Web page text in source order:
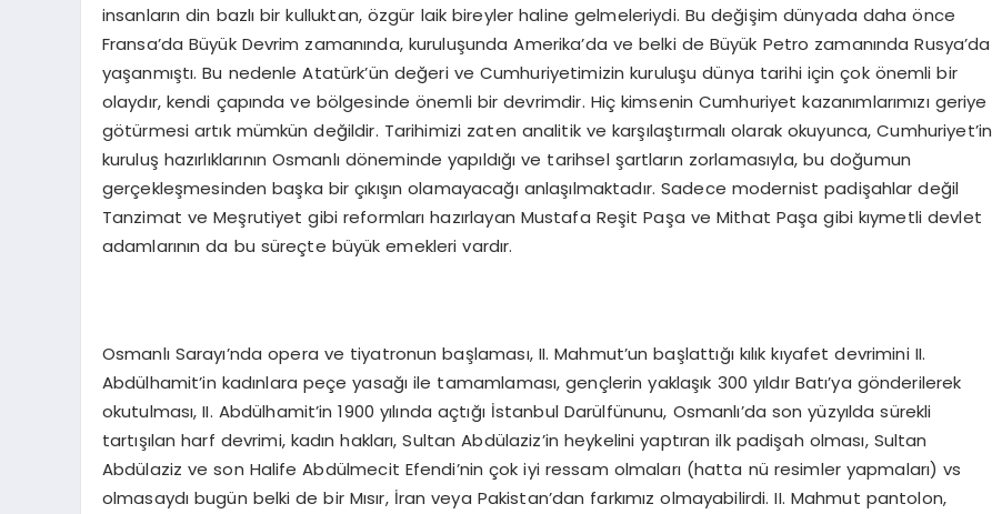
insanların din bazlı bir kulluktan, özgür laik bireyler haline gelmeleriydi. Bu değişim dünyada daha önce
Fransa’da Büyük Devrim zamanında, kuruluşunda Amerika’da ve belki de Büyük Petro zamanında Rusya’da
yaşanmıştı. Bu nedenle Atatürk’ün değeri ve Cumhuriyetimizin kuruluşu dünya tarihi için çok önemli bir
olaydır, kendi çapında ve bölgesinde önemli bir devrimdir. Hiç kimsenin Cumhuriyet kazanımlarımızı geriye
götürmesi artık mümkün değildir. Tarihimizi zaten analitik ve karşılaştırmalı olarak okuyunca, Cumhuriyet’in
kuruluş hazırlıklarının Osmanlı döneminde yapıldığı ve tarihsel şartların zorlamasıyla, bu doğumun
gerçekleşmesinden başka bir çıkışın olamayacağı anlaşılmaktadır. Sadece modernist padişahlar değil
Tanzimat ve Meşrutiyet gibi reformları hazırlayan Mustafa Reşit Paşa ve Mithat Paşa gibi kıymetli devlet
adamlarının da bu süreçte büyük emekleri vardır.
Osmanlı Sarayı’nda opera ve tiyatronun başlaması, II. Mahmut’un başlattığı kılık kıyafet devrimini II.
Abdülhamit’in kadınlara peçe yasağı ile tamamlaması, gençlerin yaklaşık 300 yıldır Batı’ya gönderilerek
okutulması, II. Abdülhamit’in 1900 yılında açtığı İstanbul Darülfünunu, Osmanlı’da son yüzyılda sürekli
tartışılan harf devrimi, kadın hakları, Sultan Abdülaziz’in heykelini yaptıran ilk padişah olması, Sultan
Abdülaziz ve son Halife Abdülmecit Efendi’nin çok iyi ressam olmaları (hatta nü resimler yapmaları) vs
olmasaydı bugün belki de bir Mısır, İran veya Pakistan’dan farkımız olmayabilirdi. II. Mahmut pantolon,